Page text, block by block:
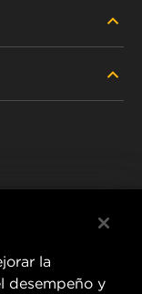
la
desempeño y